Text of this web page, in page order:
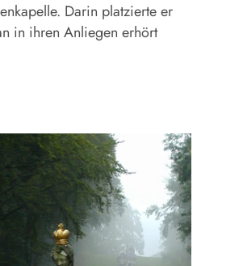
Darin platzierte er
in ihren Anliegen erhört